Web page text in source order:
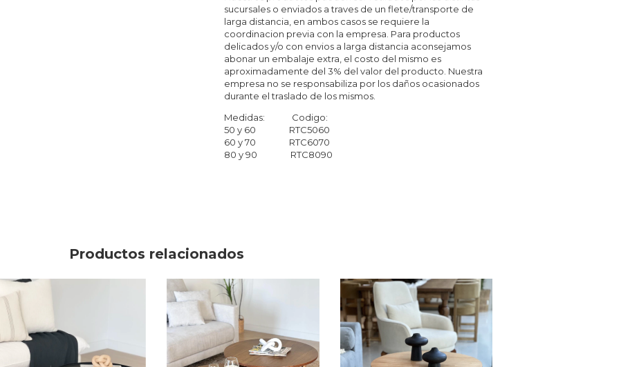
sucursales o enviados a traves de un flete/transporte de
larga distancia, en ambos casos se requiere la
coordinacion previa con la empresa. Para productos
delicados y/o con envios a larga distancia aconsejamos
abonar un embalaje extra, el costo del mismo es
aproximadamente del 3% del valor del producto. Nuestra
empresa no se responsabiliza por los daños ocasionados
durante el traslado de los mismos.
Medidas: Codigo:
50 y 60 RTC5060
60 y 70 RTC6070
80 y 90 RTC8090
Productos relacionados